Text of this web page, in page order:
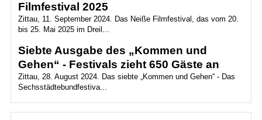
Filmfestival 2025
Zittau, 11. September 2024. Das Neiße Filmfestival, das vom 20.
bis 25. Mai 2025 im Dreil...
Siebte Ausgabe des „Kommen und
Gehen“ - Festivals zieht 650 Gäste an
Zittau, 28. August 2024. Das siebte „Kommen und Gehen“ - Das
Sechsstädtebundfestiva...